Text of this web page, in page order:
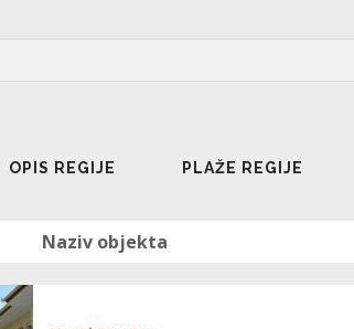
OPIS REGIJE PLAŽE REGIJE
Naziv objekta